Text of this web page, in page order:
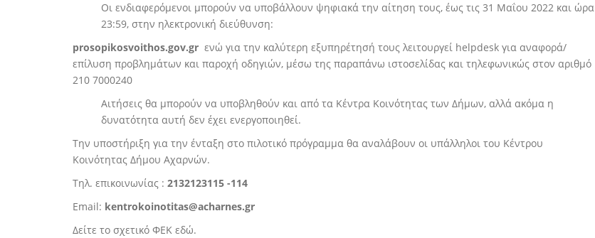
Οι ενδιαφερόμενοι μπορούν να υποβάλλουν ψηφιακά την αίτηση τους, έως τις 31 Μαΐου 2022 και ώρα
23:59, στην ηλεκτρονική διεύθυνση:
prosopikosvoithos.gov.gr ενώ για την καλύτερη εξυπηρέτησή τους λειτουργεί helpdesk για αναφορά/
επίλυση προβλημάτων και παροχή οδηγιών, μέσω της παραπάνω ιστοσελίδας και τηλεφωνικώς στον αριθμό
210 7000240
Αιτήσεις θα μπορούν να υποβληθούν και από τα Κέντρα Κοινότητας των Δήμων, αλλά ακόμα η
δυνατότητα αυτή δεν έχει ενεργοποιηθεί.
Την υποστήριξη για την ένταξη στο πιλοτικό πρόγραμμα θα αναλάβουν οι υπάλληλοι του Κέντρου
Κοινότητας Δήμου Αχαρνών.
Τηλ. επικοινωνίας : 2132123115 -114
Email: kentrokoinotitas@acharnes.gr
Δείτε το σχετικό ΦΕΚ εδώ.